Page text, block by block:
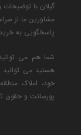
گیلان با
مشاورین ما از
پاسخگویی به
شما هم می
هستید می توانید
خود، املاک
پورسانت و حقوق